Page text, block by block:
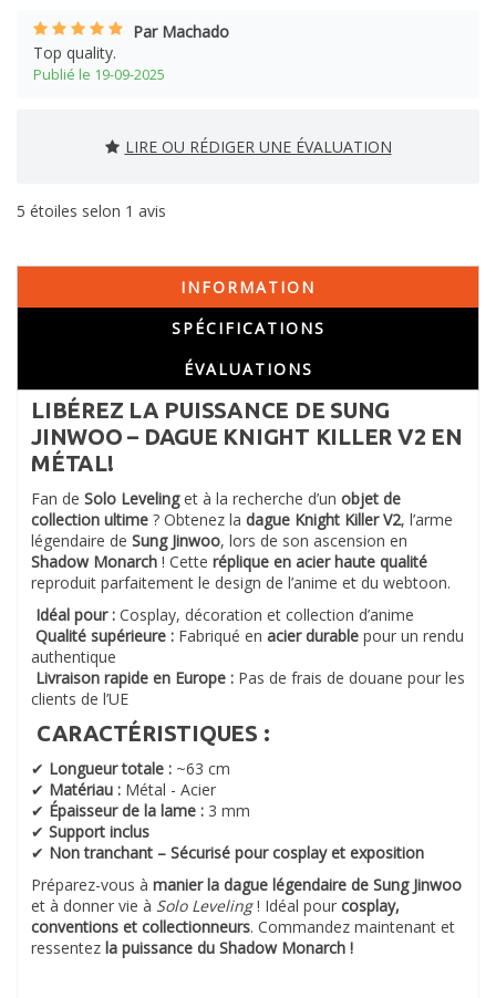
Par Machado
Top quality.
Publié le 19-09-2025
LIRE OU RÉDIGER UNE ÉVALUATION
5 étoiles selon 1 avis
INFORMATION
SPÉCIFICATIONS
ÉVALUATIONS
LIBÉREZ LA PUISSANCE DE SUNG
JINWOO – DAGUE KNIGHT KILLER V2 EN
MÉTAL!
Fan de Solo Levelinget à la recherche d’un objet de
collection ultime ? Obtenez la dague Knight Killer V2, l’arme
légendaire de Sung Jinwoo, lors de son ascension en
Shadow Monarch ! Cette réplique en acier haute qualité
reproduit parfaitement le design de l’anime et du webtoon.
Idéal pour : Cosplay, décoration et collection d’anime
Qualité supérieure : Fabriqué en acier durable pour un rendu
authentique
Livraison rapide en Europe : Pas de frais de douane pour les
clients de l’UE
CARACTÉRISTIQUES :
✔ Longueur totale : ~63 cm
✔ Matériau : Métal - Acier
✔ Épaisseur de la lame : 3 mm
✔ Support inclus
✔ Non tranchant – Sécurisé pour cosplay et exposition
Préparez-vous à manier la dague légendaire de Sung Jinwoo
et à donner vie à Solo Leveling! Idéal pour cosplay,
conventions et collectionneurs. Commandez maintenant et
ressentez la puissance du Shadow Monarch !